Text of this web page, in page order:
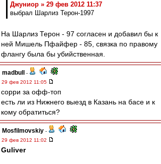
Джуниор » 29 фев 2012 11:37
выбрал Шарлиз Терон-1997
На Шарлиз Терон - 97 согласен и добавил бы к
ней Мишель Пфайфер - 85, связка по правому
флангу была бы убийственная.
madbull
-
29 фев 2012 11:05
сорри за офф-топ
есть ли из Нижнего выезд в Казань на басе и к
кому обратиться?
Mosfilmovskiy -
29 фев 2012 11:02
Guliver